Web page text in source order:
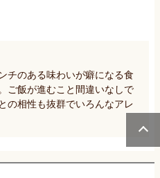
チのある味わいが癖になる食
ご飯が進むこと間違いなしで
の相性も抜群でいろんなアレ